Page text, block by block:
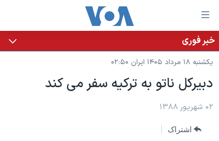
لینکهای
قابل
دسترسی
جهش
محتوای
جهش
خانه
نسخه سبک وب‌سایت
موضوع ها
ایران
برنامه های تلویزیونی
جدول برنامه ها
خبر فوری
یکشنبه ۱۸ مرداد ۱۴۰۵ ایران ۰۲:۵۰
دبیرکل ناتو به ترکیه سفر می کند
۰۲ شهریور ۱۳۸۸
اشتراک